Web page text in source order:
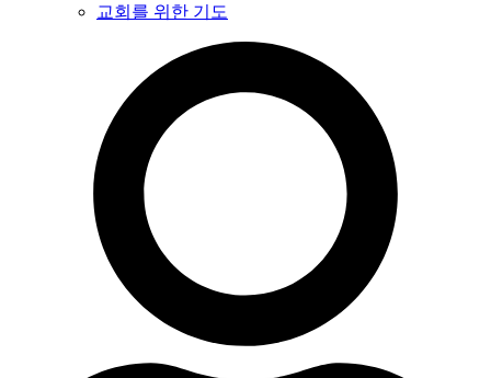
교회를 위한 기도